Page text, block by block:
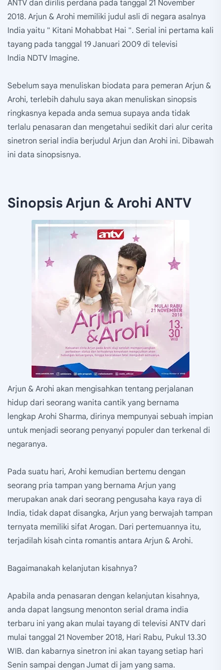
ANTV dan dirilis perdana pada tanggal 21 November
2018. Arjun & Arohi memiliki judul asli di negara asalnya
India yaitu " Kitani Mohabbat Hai ". Serial ini pertama kali
tayang pada tanggal 19 Januari 2009 di televisi
India NDTV Imagine.
Sebelum saya menuliskan biodata para pemeran Arjun &
Arohi, terlebih dahulu saya akan menuliskan sinopsis
ringkasnya kepada anda semua supaya anda tidak
terlalu penasaran dan mengetahui sedikit dari alur cerita
sinetron serial india berjudul Arjun dan Arohi ini. Dibawah
ini data sinopsisnya.
Sinopsis Arjun & Arohi ANTV
Arjun & Arohi akan mengisahkan tentang perjalanan
hidup dari seorang wanita cantik yang bernama
lengkap Arohi Sharma, dirinya mempunyai sebuah impian
untuk menjadi seorang penyanyi populer dan terkenal di
negaranya.
Pada suatu hari, Arohi kemudian bertemu dengan
seorang pria tampan yang bernama Arjun yang
merupakan anak dari seorang pengusaha kaya raya di
India, tidak dapat disangka, Arjun yang berwajah tampan
ternyata memiliki sifat Arogan. Dari pertemuannya itu,
terjadilah kisah cinta romantis antara Arjun & Arohi.
Bagaimanakah kelanjutan kisahnya?
Apabila anda penasaran dengan kelanjutan kisahnya,
anda dapat langsung menonton serial drama india
terbaru ini yang akan mulai tayang di televisi ANTV dari
mulai tanggal 21 November 2018, Hari Rabu, Pukul 13.30
WIB. dan kabarnya sinetron ini akan tayang setiap hari
Senin sampai dengan Jumat di jam yang sama.